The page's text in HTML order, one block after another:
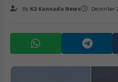
ByK2 Kannada News December